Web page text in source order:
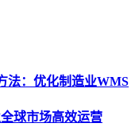
法：优化制造业WMS
球市场高效运营